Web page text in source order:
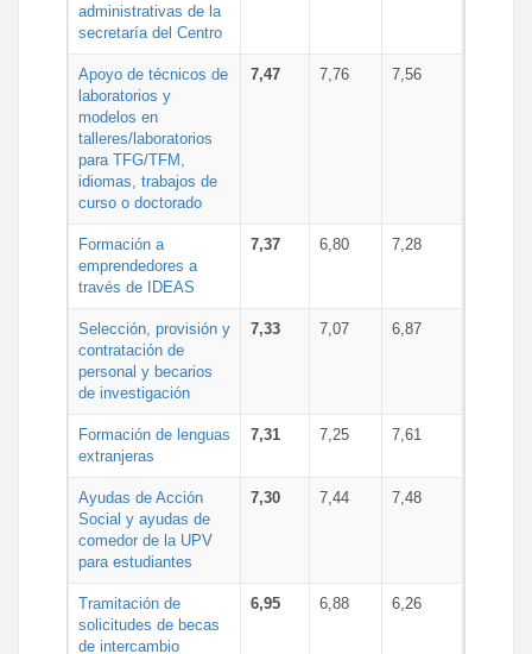
administrativas de la
secretaría del Centro
Apoyo de técnicos de
laboratorios y
modelos en
talleres/laboratorios
para TFG/TFM,
idiomas, trabajos de
curso o doctorado
7,47 7,76 7,56
Formación a
emprendedores a
través de IDEAS
7,37 6,80 7,28
Selección, provisión y
contratación de
personal y becarios
de investigación
7,33 7,07 6,87
Formación de lenguas
extranjeras
7,31 7,25 7,61
Ayudas de Acción
Social y ayudas de
comedor de la UPV
para estudiantes
7,30 7,44 7,48
Tramitación de
solicitudes de becas
de intercambio
6,95 6,88 6,26